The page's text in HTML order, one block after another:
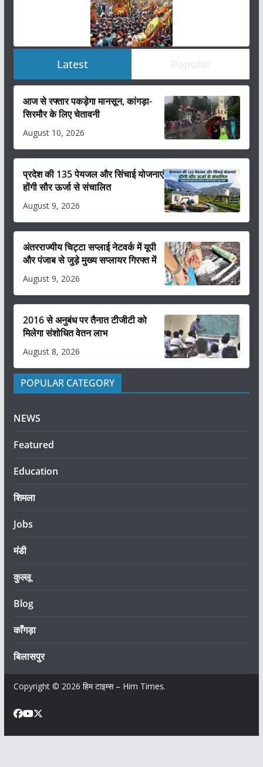
Latest Popular
आज से रफ्तार पकड़ेगा मानसून, कांगड़ा-
सिरमौर के लिए चेतावनी
August 10, 2026
प्रदेश की 135 पेयजल और सिंचाई योजनाएं
होंगी सौर ऊर्जा से संचालित
August 9, 2026
अंतरराज्यीय चिट्टा सप्लाई नेटवर्क में यूपी
और पंजाब से जुड़े मुख्य सप्लायर गिरफ्त में
August 9, 2026
2016 से अनुबंध पर तैनात टीजीटी को
मिलेगा संशोधित वेतन लाभ
August 8, 2026
POPULAR CATEGORY
NEWS
Featured
Education
शिमला
Jobs
मंडी
कुल्लू
Blog
काँगड़ा
बिलासपुर
Copyright © 2026 हिम टाइम्स – Him Times.